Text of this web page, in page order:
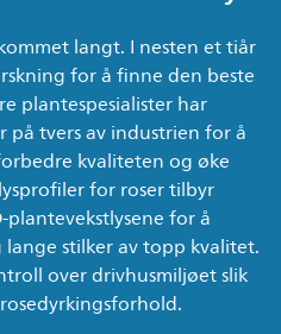
langt. I nesten et tiår
for å finne den beste
plantespesialister har
på tvers av industrien for å
kvaliteten og øke
for roser tilbyr
plantevekstlysene for å
stilker av topp kvalitet.
over drivhusmiljøet slik